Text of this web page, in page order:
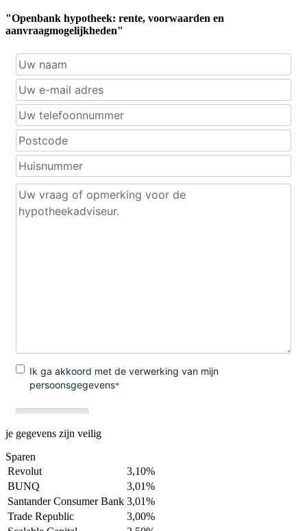
"Openbank hypotheek: rente, voorwaarden en
aanvraagmogelijkheden"
je gegevens zijn veilig
Sparen
Revolut
3,10%
BUNQ
3,01%
Santander Consumer Bank 3,01%
Trade Republic
3,00%